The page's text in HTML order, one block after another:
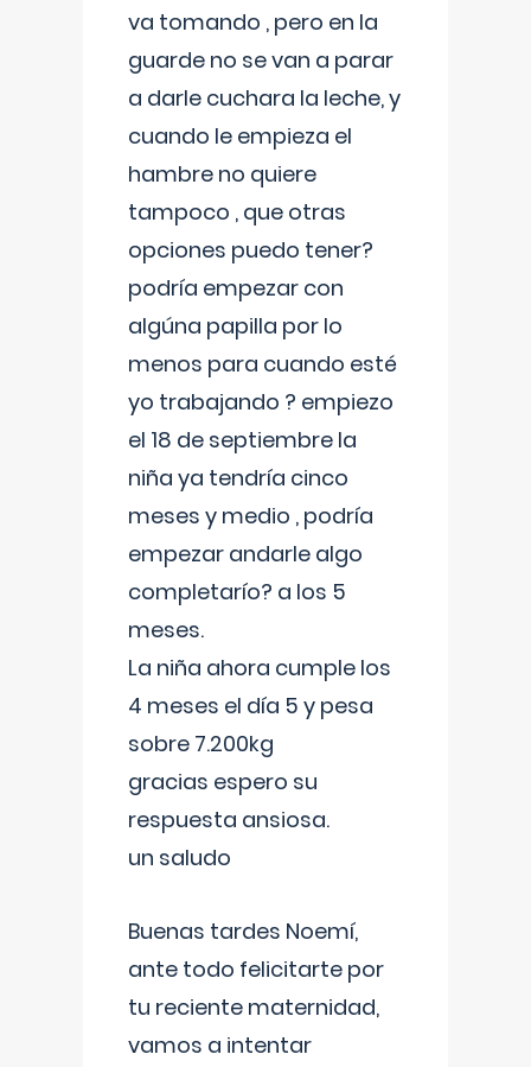
va tomando , pero en la
guarde no se van a parar
a darle cuchara la leche, y
cuando le empieza el
hambre no quiere
tampoco , que otras
opciones puedo tener?
podría empezar con
algúna papilla por lo
menos para cuando esté
yo trabajando ? empiezo
el 18 de septiembre la
niña ya tendría cinco
meses y medio , podría
empezar andarle algo
completarío? a los 5
meses.
La niña ahora cumple los
4 meses el día 5 y pesa
sobre 7.200kg
gracias espero su
respuesta ansiosa.
un saludo
Buenas tardes Noemí,
ante todo felicitarte por
tu reciente maternidad,
vamos a intentar